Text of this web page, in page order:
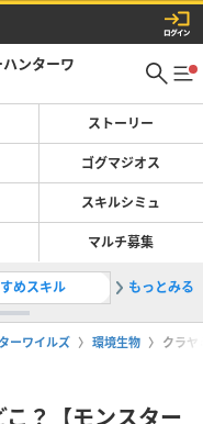
ンターワ
ストーリー
ゴグマジオス
スキルシミュ
マルチ募集
めスキル 2最強装
もっとみる
ーワイルズ 環境生物 クラヤ
？【モンスター